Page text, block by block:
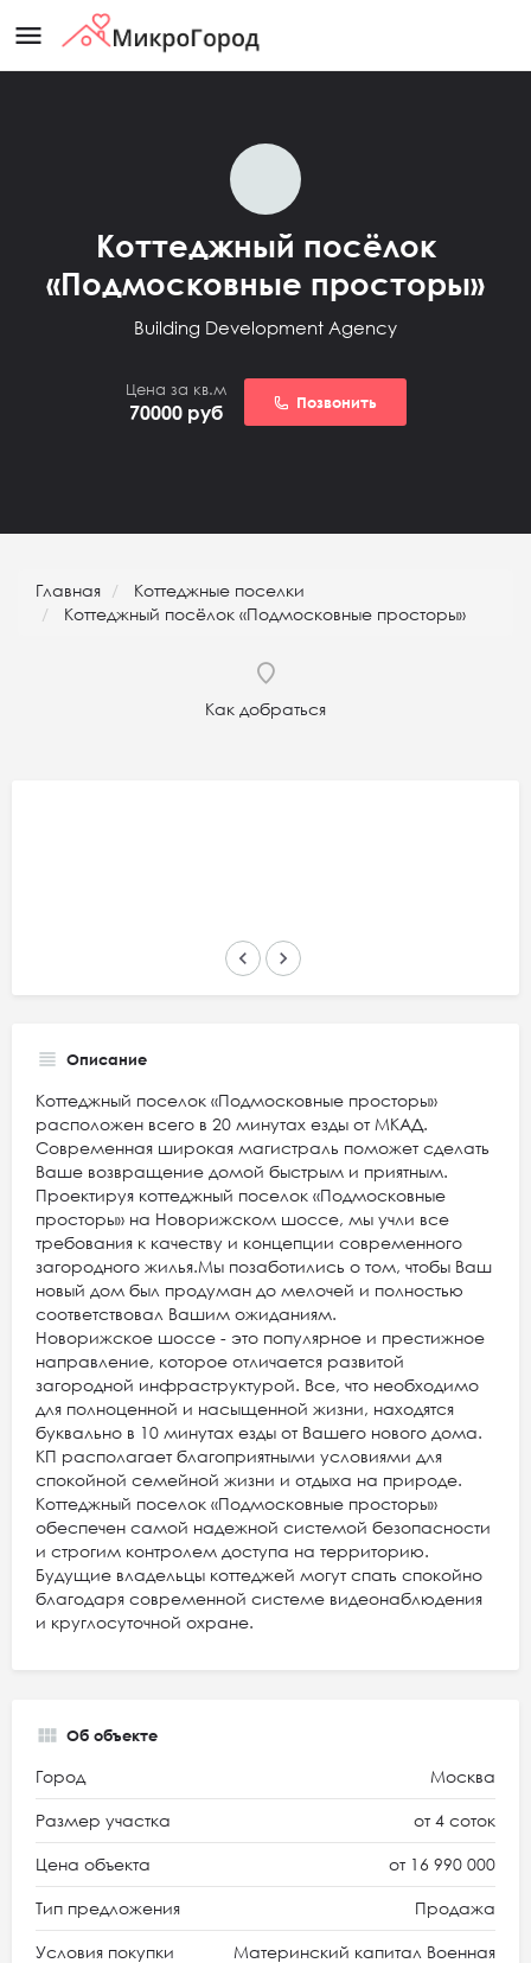
menu
Коттеджный посёлок
«Подмосковные просторы»
Building Development Agency
Цена за кв.м
70000 руб Позвонить
Главная
Коттеджные поселки
Коттеджный посёлок «Подмосковные просторы»
Как добраться
keyboard_arrow_left keyboard_arrow_right
Описание
Коттеджный поселок «Подмосковные просторы»
расположен всего в 20 минутах езды от МКАД.
Современная широкая магистраль поможет сделать
Ваше возвращение домой быстрым и приятным.
Проектируя коттеджный поселок «Подмосковные
просторы» на Новорижском шоссе, мы учли все
требования к качеству и концепции современного
загородного жилья.Мы позаботились о том, чтобы Ваш
новый дом был продуман до мелочей и полностью
соответствовал Вашим ожиданиям.
Новорижское шоссе - это популярное и престижное
направление, которое отличается развитой
загородной инфраструктурой. Все, что необходимо
для полноценной и насыщенной жизни, находятся
буквально в 10 минутах езды от Вашего нового дома.
КП располагает благоприятными условиями для
спокойной семейной жизни и отдыха на природе.
Коттеджный поселок «Подмосковные просторы»
обеспечен самой надежной системой безопасности
и строгим контролем доступа на территорию.
Будущие владельцы коттеджей могут спать спокойно
благодаря современной системе видеонаблюдения
и круглосуточной охране.
Об объекте
Город Москва
Размер участка от 4 соток
Цена объекта от 16 990 000
Тип предложения Продажа
Условия покупки
Материнский капитал Военная